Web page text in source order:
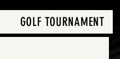
GOLF TOURNAMENT